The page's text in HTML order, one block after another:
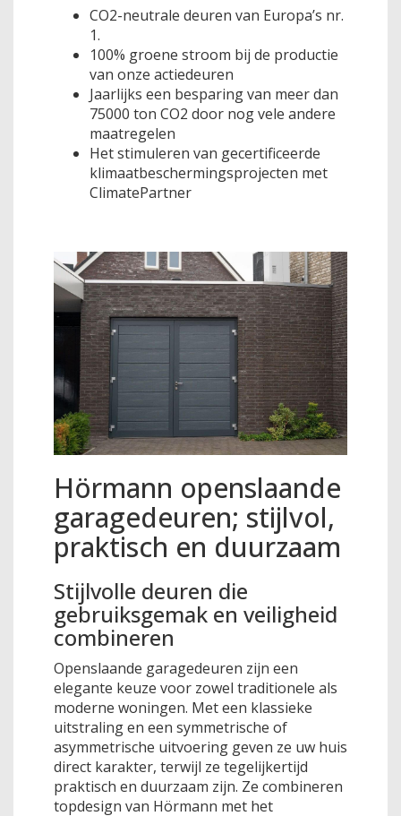
CO2-neutrale deuren van Europa’s nr.
1.
100% groene stroom bij de productie
van onze actiedeuren
Jaarlijks een besparing van meer dan
75000 ton CO2 door nog vele andere
maatregelen
Het stimuleren van gecertificeerde
klimaatbeschermingsprojecten met
ClimatePartner
Hörmann openslaande
garagedeuren; stijlvol,
praktisch en duurzaam
Stijlvolle deuren die
gebruiksgemak en veiligheid
combineren
Openslaande garagedeuren zijn een
elegante keuze voor zowel traditionele als
moderne woningen. Met een klassieke
uitstraling en een symmetrische of
asymmetrische uitvoering geven ze uw huis
direct karakter, terwijl ze tegelijkertijd
praktisch en duurzaam zijn. Ze combineren
topdesign van Hörmann met het